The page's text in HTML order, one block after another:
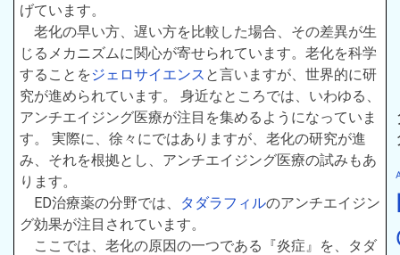
げています。
老化の早い方、遅い方を比較した場合、その差異が生
じるメカニズムに関心が寄せられています。老化を科学
することをジェロサイエンス と言いますが、世界的に研
究が進められています。 身近なところでは、いわゆる、
アンチエイジング医療が注目を集めるようになっていま
す。 実際に、徐々にではありますが、老化の研究が進
み、それを根拠とし、アンチエイジング医療の試みもあ
ります。
ED治療薬の分野では、
タダラフィルのアンチエイジン
グ効果が注目されています。
ここでは、老化の原因の一つである『炎症』を、タダ